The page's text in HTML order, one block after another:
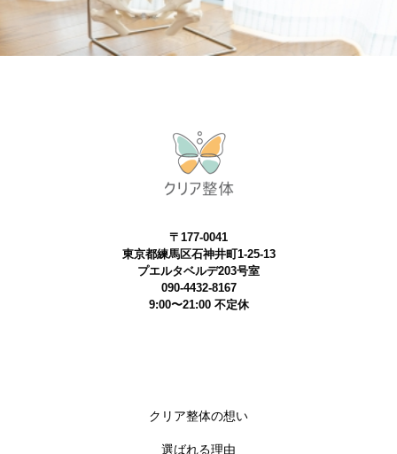
〒177-0041
東京都練馬区石神井町1-25-13
プエルタベルデ203号室
090-4432-8167
9:00〜21:00 不定休
クリア整体の想い
選ばれる理由